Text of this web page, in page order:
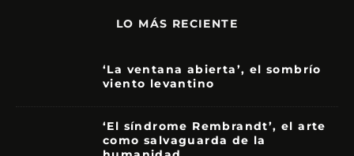
LO MÁS RECIENTE
‘La ventana abierta’, el sombrío
viento levantino
‘El síndrome Rembrandt’, el arte
como salvaguarda de la